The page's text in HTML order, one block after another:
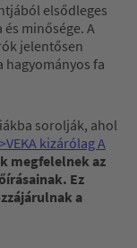
elsődleges
minősége. A
jelentősen
hagyományos fa
sorolják, ahol
kizárólag A
megfelelnek az
Ez
a